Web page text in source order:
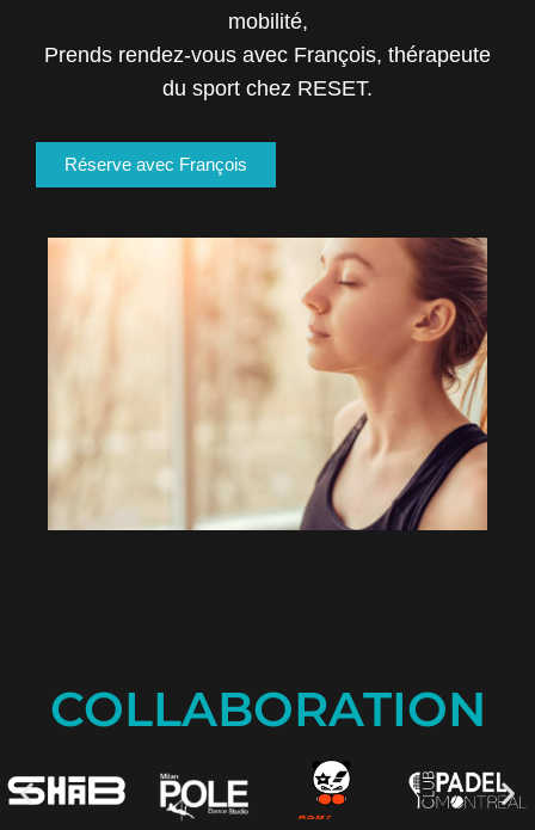
mobilité,
Prends rendez-vous avec François, thérapeute
du sport chez RESET.
Réserve avec François
COLLABORATION